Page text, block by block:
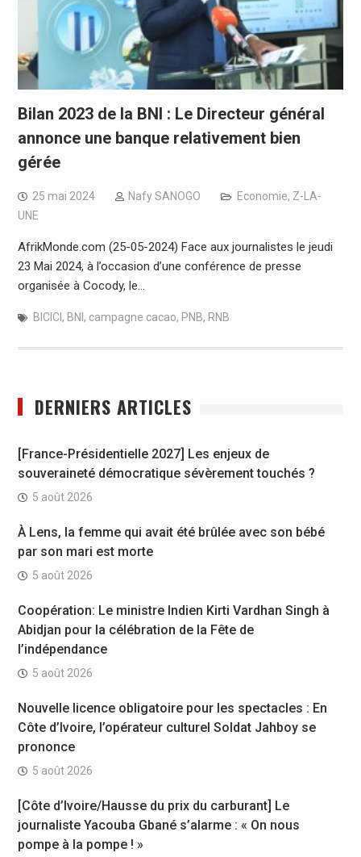
Bilan 2023 de la BNI : Le Directeur général
annonce une banque relativement bien
gérée
25 mai 2024 Nafy SANOGO Economie, Z-LA-
UNE
AfrikMonde.com (25-05-2024) Face aux journalistes le jeudi
23 Mai 2024, à l’occasion d’une conférence de presse
organisée à Cocody, le…
BICICI , BNI , campagne cacao, PNB, RNB
DERNIERS ARTICLES
[France-Présidentielle 2027] Les enjeux de
souveraineté démocratique sévèrement touchés ?
5 août 2026
À Lens, la femme qui avait été brûlée avec son bébé
par son mari est morte
5 août 2026
Coopération: Le ministre Indien Kirti Vardhan Singh à
Abidjan pour la célébration de la Fête de
l’indépendance
5 août 2026
Nouvelle licence obligatoire pour les spectacles : En
Côte d’Ivoire, l’opérateur culturel Soldat Jahboy se
prononce
5 août 2026
[Côte d’Ivoire/Hausse du prix du carburant] Le
journaliste Yacouba Gbané s’alarme : « On nous
pompe à la pompe ! »